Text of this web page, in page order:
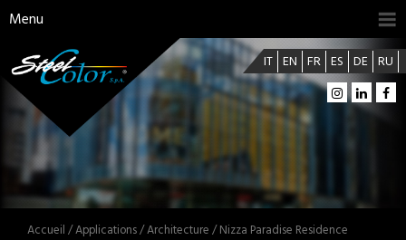
Menu
IT EN FR ES DE RU
Accueil /Applications/Architecture / Nizza Paradise Residence